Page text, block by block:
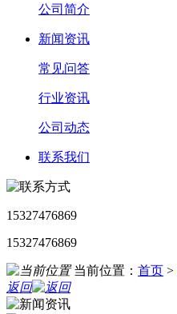
公司简介
新闻资讯
常见问答
行业资讯
公司动态
联系我们
15327476869
15327476869
当前位置： 首页 >
返回